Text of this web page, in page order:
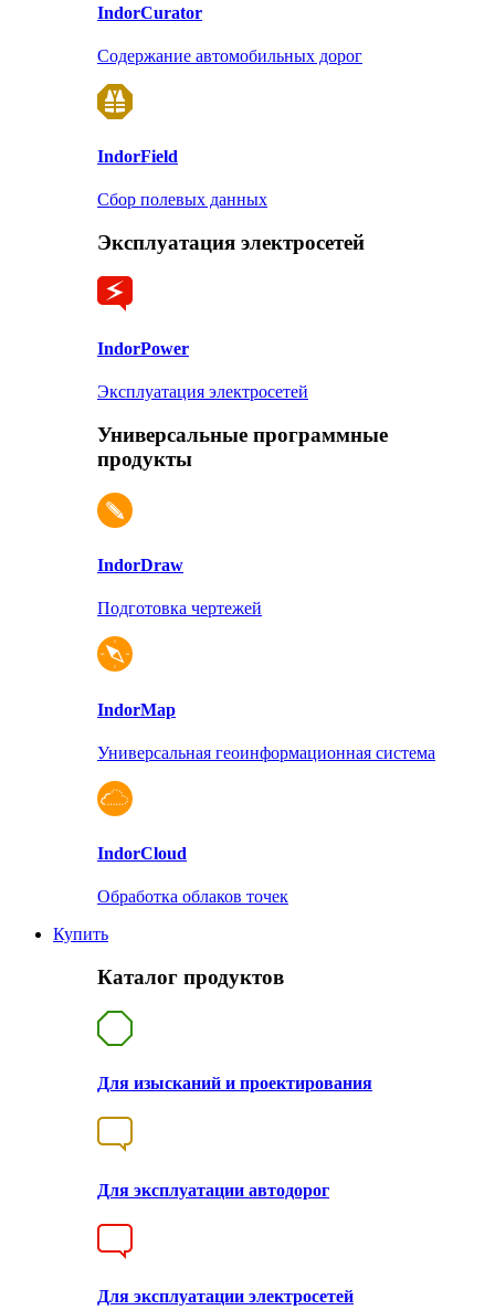
IndorCurator
Содержание автомобильных дорог
IndorField
Сбор полевых данных
Эксплуатация электросетей
IndorPower
Эксплуатация электросетей
Универсальные программные
продукты
IndorDraw
Подготовка чертежей
IndorMap
Универсальная геоинформационная система
IndorCloud
Обработка облаков точек
Купить
Каталог продуктов
Для изысканий и проектирования
Для эксплуатации автодорог
Для эксплуатации электросетей